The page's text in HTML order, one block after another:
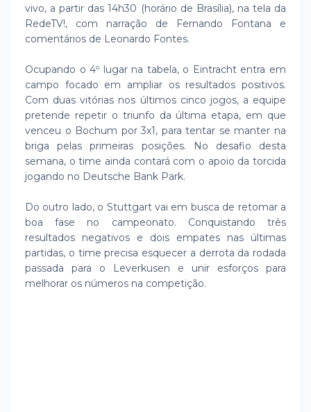
vivo, a partir das 14h30 (horário de Brasília), na tela da
RedeTV!, com narração de Fernando Fontana e
comentários de Leonardo Fontes.
Ocupando o 4º lugar na tabela, o Eintracht entra em
campo focado em ampliar os resultados positivos.
Com duas vitórias nos últimos cinco jogos, a equipe
pretende repetir o triunfo da última etapa, em que
venceu o Bochum por 3x1, para tentar se manter na
briga pelas primeiras posições. No desafio desta
semana, o time ainda contará com o apoio da torcida
jogando no Deutsche Bank Park.
Do outro lado, o Stuttgart vai em busca de retomar a
boa fase no campeonato. Conquistando três
resultados negativos e dois empates nas últimas
partidas, o time precisa esquecer a derrota da rodada
passada para o Leverkusen e unir esforços para
melhorar os números na competição.